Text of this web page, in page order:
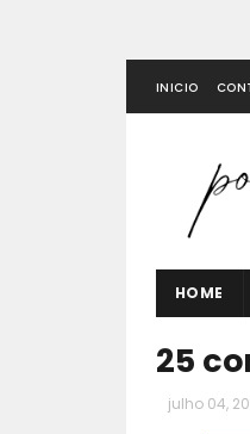
INICIO
HOME
25
julho 04,